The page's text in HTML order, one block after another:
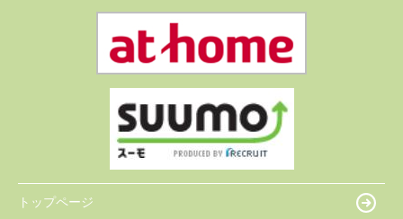
トップページ